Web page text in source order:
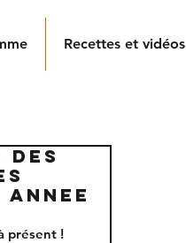
Recettes et vidéos
DES
présent !